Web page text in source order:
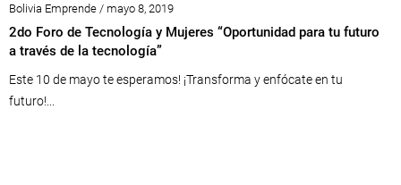
Bolivia Emprende / mayo 8, 2019
2do Foro de Tecnología y Mujeres “Oportunidad para tu futuro
a través de la tecnología”
Este 10 de mayo te esperamos! ¡Transforma y enfócate en tu
futuro!...